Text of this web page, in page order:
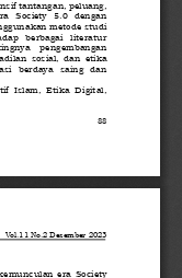
88
tantangan, peluang,
Society  5.0  dengan
metode studi
berbagai  literatur
pengembangan
sosial,  dan  etika
berdaya  saing  dan
Islam,  Etika  Digital,
Vol .1 1 No. 2 Desember 2023
era  Society